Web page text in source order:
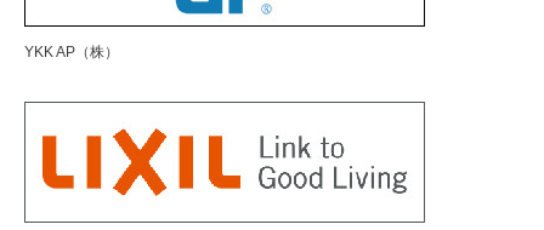
YKK AP（株）